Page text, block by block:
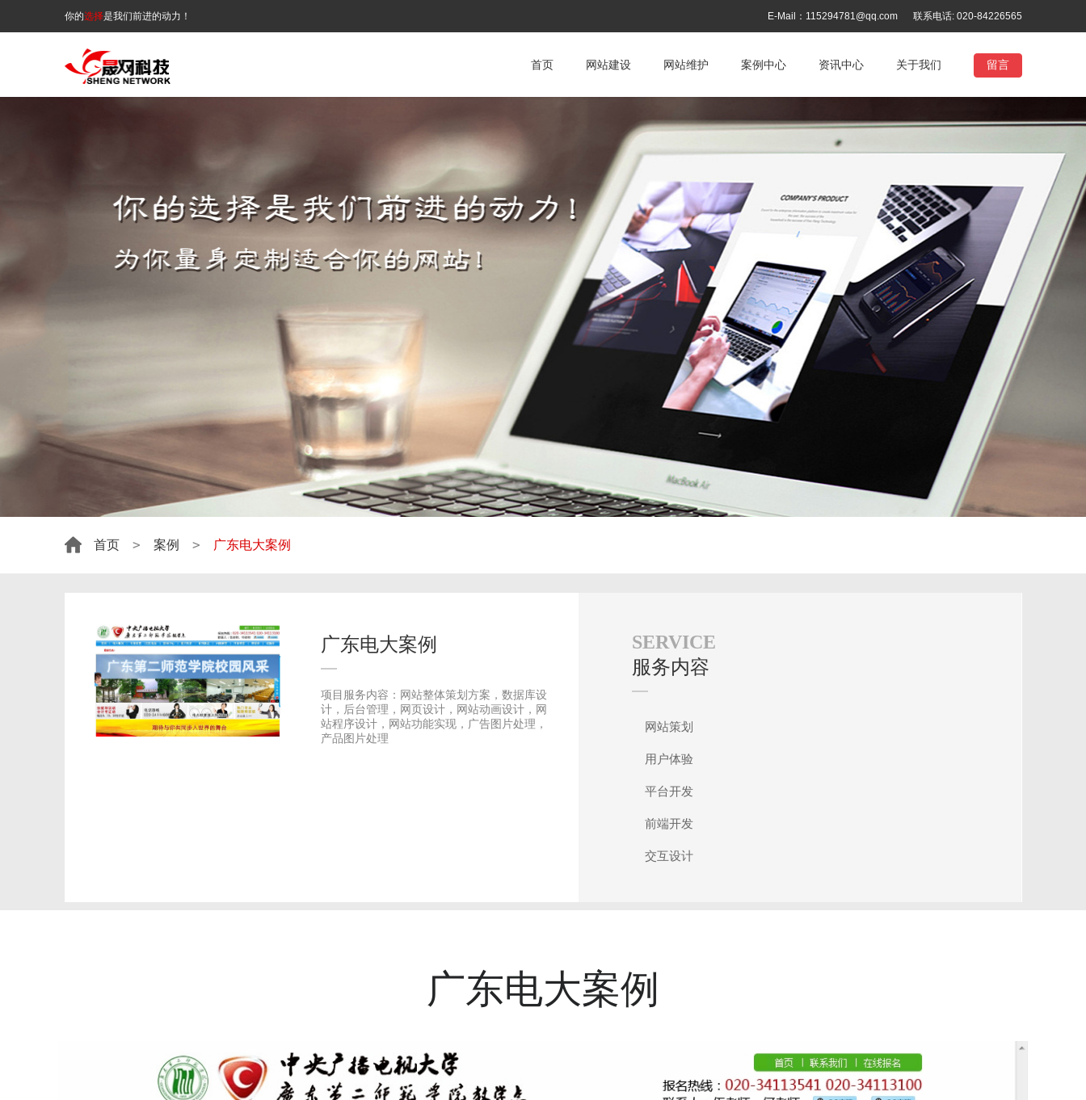
你的选择是我们前进的动力！ E-Mail：115294781@qq.com 联系电话: 020-84226565
首页 网站建设 网站维护 案例中心 资讯中心 关于我们 留言
首页 > 案例 > 广东电大案例
广东电大案例
项目服务内容：网站整体策划方案，数据库设
计，后台管理，网页设计，网站动画设计，网
站程序设计，网站功能实现，广告图片处理，
产品图片处理
SERVICE
服务内容
网站策划
用户体验
平台开发
前端开发
交互设计
广东电大案例